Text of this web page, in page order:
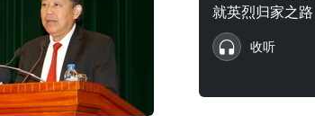
就英烈归家之路
收听